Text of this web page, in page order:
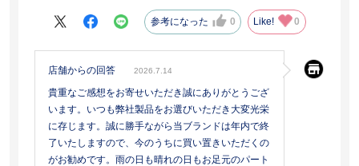
参考になった 0 Like! 0
店舗からの回答 2026.7.14
貴重なご感想をお寄せいただき誠にありがとうござ
います。いつも弊社製品をお選びいただき大変光栄
に存じます。誠に勝手ながら当ブランドは年内で終
了いたしますので、今のうちに買い置きいただくの
がお勧めです。雨の日も晴れの日もお足元のパート